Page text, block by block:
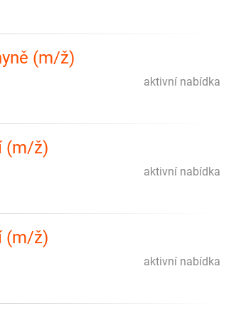
(m/ž)
aktivní nabídka
(m/ž)
aktivní nabídka
(m/ž)
aktivní nabídka